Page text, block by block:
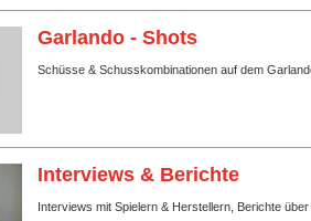
Garlando - Shots
Schüsse & Schusskombinationen auf dem
Interviews & Berichte
Interviews mit Spielern & Herstellern, Berichte